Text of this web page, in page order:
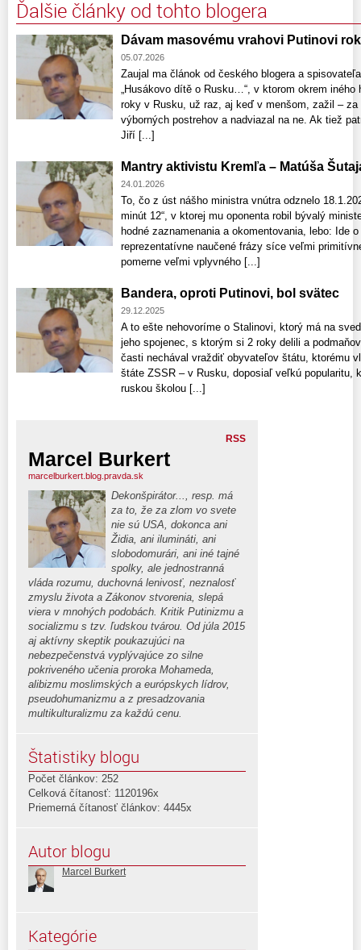
Ďalšie články od tohto blogera
Dávam masovému vrahovi Putinovi
05.07.2026
Zaujal ma článok od českého blogera a
„Husákovo dítě o Rusku…“, v ktorom okrem
roky v Rusku, už raz, aj keď v menšom, zažil –
výborných postrehov a nadviazal na ne. Ak tiež
Jiří [...]
Mantry aktivistu Kremľa – Matúša
24.01.2026
To, čo z úst nášho ministra vnútra odznelo
minút 12“, v ktorej mu oponenta robil bývalý
hodné zaznamenania a okomentovania, lebo: Ide
reprezentatívne naučené frázy síce veľmi
pomerne veľmi vplyvného [...]
Bandera, oproti Putinovi, bol svätec
29.12.2025
A to ešte nehovoríme o Stalinovi, ktorý má na
jeho spojenec, s ktorým si 2 roky delili a
časti nechával vraždiť obyvateľov štátu, ktorému
štáte ZSSR – v Rusku, doposiaľ veľkú popularitu,
ruskou školou [...]
RSS
Marcel Burkert
marcelburkert.blog.pravda.sk
Dekonšpirátor..., resp. má
za to, že za zlom vo svete
nie sú USA, dokonca ani
Židia, ani ilumináti, ani
slobodomurári, ani iné tajné
spolky, ale jednostranná
vláda rozumu, duchovná lenivosť, neznalosť
zmyslu života a Zákonov stvorenia, slepá
viera v mnohých podobách. Kritik Putinizmu a
socializmu s tzv. ľudskou tvárou. Od júla 2015
aj aktívny skeptik poukazujúci na
nebezpečenstvá vyplývajúce zo silne
pokriveného učenia proroka Mohameda,
alibizmu moslimských a európskych lídrov,
pseudohumanizmu a z presadzovania
multikulturalizmu za každú cenu.
Štatistiky blogu
Počet článkov: 252
Celková čítanosť: 1120196x
Priemerná čítanosť článkov: 4445x
Autor blogu
Marcel Burkert
Kategórie